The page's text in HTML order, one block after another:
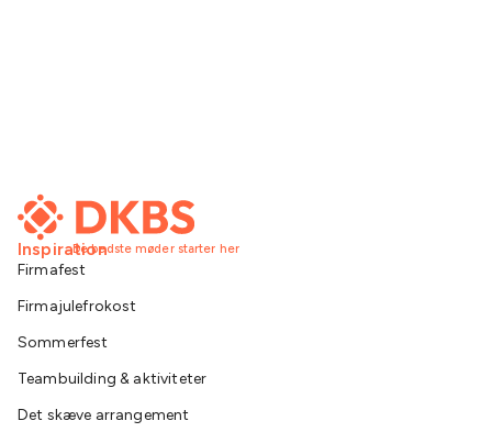
De bedste møder starter her
Inspiration
Firmafest
Firmajulefrokost
Sommerfest
Teambuilding & aktiviteter
Det skæve arrangement